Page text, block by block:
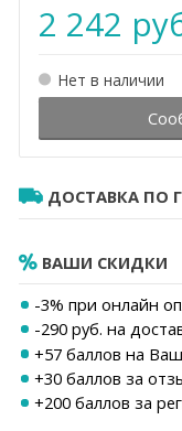
2 242
Нет в наличии
ДОСТАВКА ПО
ВАШИ СКИДКИ
-3% при онлайн
-290 руб. на
+57 баллов на
+30 баллов за
+200 баллов за